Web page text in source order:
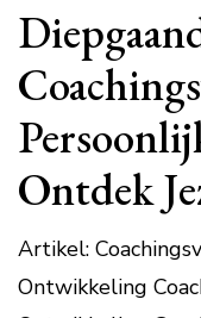
Ontdek
Artikel:
Ontwikkeling